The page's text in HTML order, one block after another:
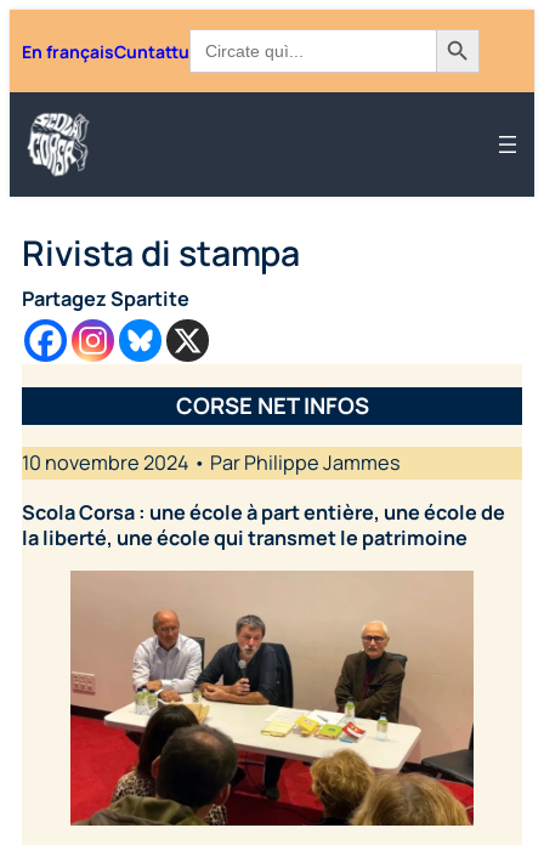
au
contenu
En françaisCuntattu
Search
for:
Search Button
Rivista di stampa
Partagez Spartite
CORSE NET INFOS
10 novembre 2024 • Par Philippe Jammes
Scola Corsa : une école à part entière, une école de
la liberté, une école qui transmet le patrimoine